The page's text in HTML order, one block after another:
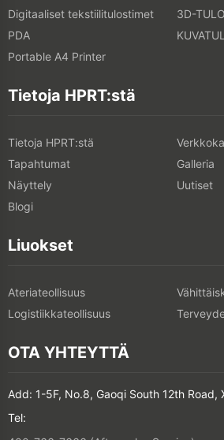
Digitaaliset tekstiilitulostimet
3D-
PDA
Portable A4 Printer
Tietoja HPRT:stä
Tietoja HPRT:stä
Tapahtumat
Galleria
Näyttely
Uutiset
Blogi
Liuokset
Ateriateollisuus
Logistiikkateollisuus
OTA YHTEYTTÄ
Add: 1-5F, No.8, Gaoqi South 12th Road,
Tel: